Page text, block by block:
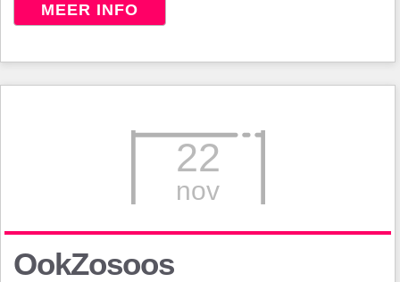
MEER INFO
22
nov
OokZosoos